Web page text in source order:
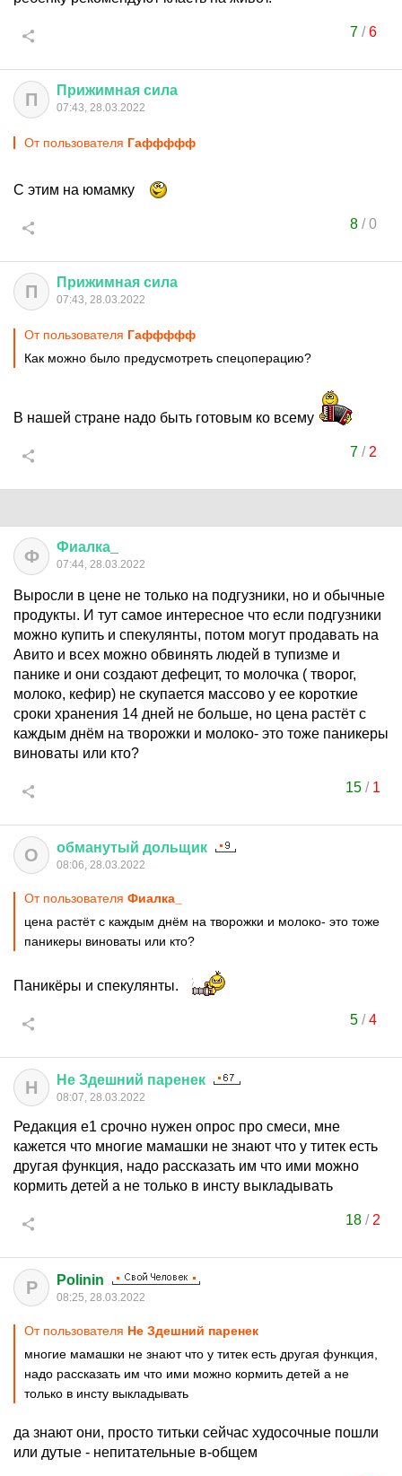
7/6
П Прижимная сила
07:43, 28.03.2022
От пользователя Гаффффф
С этим на юмамку
8/0
П Прижимная сила
07:43, 28.03.2022
От пользователя Гаффффф
Как можно было предусмотреть спецоперацию?
В нашей стране надо быть готовым ко всему
7/ 2
Ф Фиалка
07:44, 28.03.2022
Выросли в цене не только на подгузники, но и обычные
продукты. И тут самое интересное что если подгузники
можно купить и спекулянты, потом могут продавать на
Авито и всех можно обвинять людей в тупизме и
панике и они создают дефецит, то молочка ( творог,
молоко, кефир) не скупается массово у ее короткие
сроки хранения 14 дней не больше, но цена растёт с
каждым днём на творожки и молоко- это тоже паникеры
виноваты или кто?
15 / 1
О обманутый дольщик
08:06, 28.03.2022
От пользователя Фиалка_
цена растёт с каждым днём на творожки и молоко- это тоже
паникеры виноваты или кто?
Паникёры и спекулянты.
5/4
Н Не Здешний паренек
08:07, 28.03.2022
Редакция е1 срочно нужен опрос про смеси, мне
кажется что многие мамашки не знают что у титек есть
другая функция, надо рассказать им что ими можно
кормить детей а не только в инсту выкладывать
18 / 2
P Polinin
08:25, 28.03.2022
От пользователя Не Здешний паренек
многие мамашки не знают что у титек есть другая функция,
надо рассказать им что ими можно кормить детей а не
только в инсту выкладывать
да знают они, просто титьки сейчас худосочные пошли
или дутые - непитательные в-общем